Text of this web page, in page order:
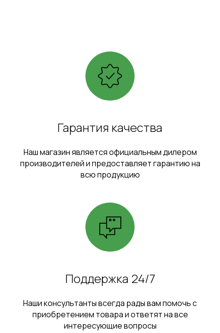
Гарантия качества
Наш магазин является официальным дилером
производителей и предоставляет гарантию на
всю продукцию
Поддержка 24/7
Наши консультанты всегда рады вам помочь с
приобретением товара и ответят на все
интересующие вопросы